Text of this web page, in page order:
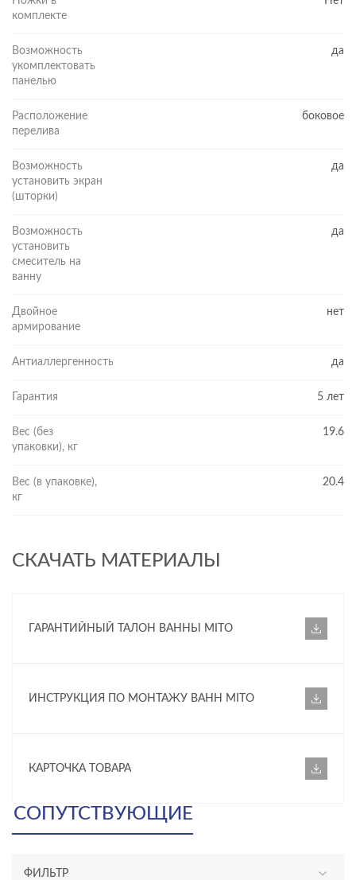
комплекте
Возможность
укомплектовать
панелью
да
Расположение
перелива
боковое
Возможность
установить экран
(шторки)
да
Возможность
установить
смеситель на
ванну
да
Двойное
армирование
нет
Антиаллергенность да
Гарантия 5 лет
Вес (без
упаковки), кг
19.6
Вес (в упаковке),
кг
20.4
СКАЧАТЬ МАТЕРИАЛЫ
ГАРАНТИЙНЫЙ ТАЛОН ВАННЫ MITO
ИНСТРУКЦИЯ ПО МОНТАЖУ ВАНН MITO
КАРТОЧКА ТОВАРА
СОПУТСТВУЮЩИЕ
ФИЛЬТР